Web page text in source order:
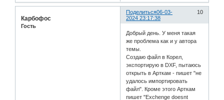
Поделиться 10
06-03-
2024 23:17:38
Карбофос
Гость
Добрый день. У меня такая
же проблема как и у автора
темы.
Создаю файл в Корел,
экспортирую в DXF, пытаюсь
открыть в Арткам - пишет "не
удалось импортировать
файл". Кроме этого Арткам
пишет "Exchenge doesnt